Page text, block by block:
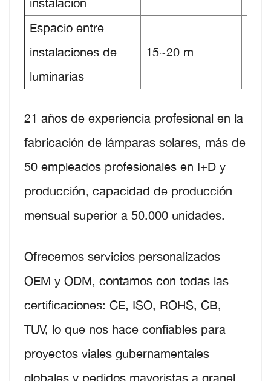
Espacio entre
instalaciones de
luminarias
15~20 m
21 años de experiencia profesional en la
fabricación de lámparas solares, más de
50 empleados profesionales en I+D y
producción, capacidad de producción
mensual superior a 50.000 unidades.
Ofrecemos servicios personalizados
OEM y ODM, contamos con todas las
certificaciones: CE, ISO, ROHS, CB,
TUV, lo que nos hace confiables para
proyectos viales gubernamentales
globales y pedidos mayoristas a granel.